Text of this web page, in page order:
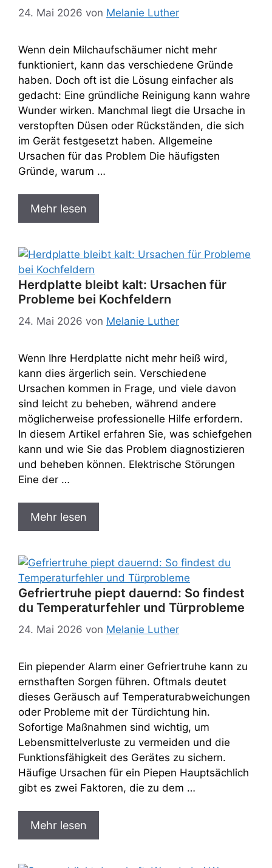
24. Mai 2026 von Melanie Luther
Wenn dein Milchaufschäumer nicht mehr
funktioniert, kann das verschiedene Gründe
haben. Doch oft ist die Lösung einfacher als
gedacht: Eine gründliche Reinigung kann wahre
Wunder wirken. Manchmal liegt die Ursache in
verstopften Düsen oder Rückständen, die sich
im Gerät festgesetzt haben. Allgemeine
Ursachen für das Problem Die häufigsten
Gründe, warum …
Mehr lesen
Herdplatte bleibt kalt: Ursachen für
Probleme bei Kochfeldern
24. Mai 2026 von Melanie Luther
Wenn Ihre Herdplatte nicht mehr heiß wird,
kann dies ärgerlich sein. Verschiedene
Ursachen kommen in Frage, und viele davon
sind leicht zu beheben, während andere
möglicherweise professionelle Hilfe erfordern.
In diesem Artikel erfahren Sie, was schiefgehen
kann und wie Sie das Problem diagnostizieren
und beheben können. Elektrische Störungen
Eine der …
Mehr lesen
Gefriertruhe piept dauernd: So findest
du Temperaturfehler und Türprobleme
24. Mai 2026 von Melanie Luther
Ein piepender Alarm einer Gefriertruhe kann zu
ernsthaften Sorgen führen. Oftmals deutet
dieses Geräusch auf Temperaturabweichungen
oder Probleme mit der Türdichtung hin.
Sofortige Maßnahmen sind wichtig, um
Lebensmittelverluste zu vermeiden und die
Funktionsfähigkeit des Gerätes zu sichern.
Häufige Ursachen für ein Piepen Hauptsächlich
gibt es zwei Faktoren, die zu dem …
Mehr lesen